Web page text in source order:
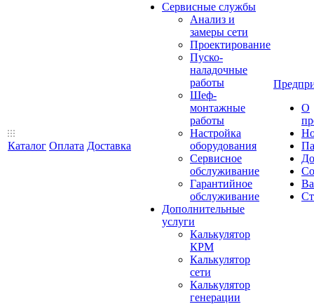
Каталог Оплата Доставка
Сервисные службы
Анализ и
замеры сети
Проектирование
Пуско-
наладочные
работы
Шеф-
монтажные
работы
Настройка
оборудования
Сервисное
обслуживание
Гарантийное
обслуживание
Дополнительные
услуги
Калькулятор
КРМ
Калькулятор
сети
Калькулятор
генерации
О